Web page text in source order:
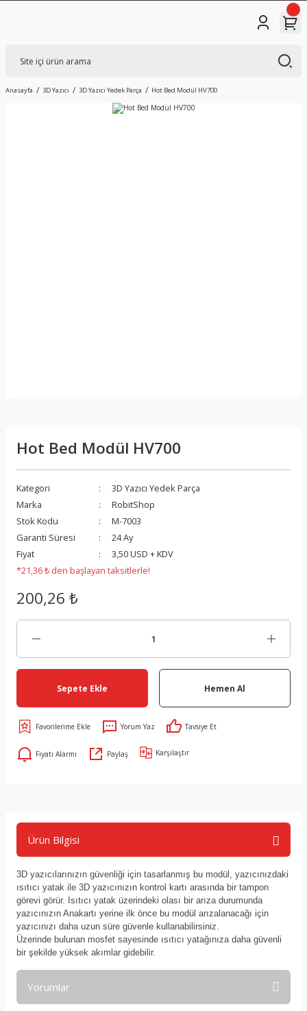
Anasayfa 3D Yazıcı 3D Yazıcı Yedek Parça Hot Bed Modül HV700
Hot Bed Modül HV700
Kategori
3D Yazıcı Yedek Parça
Marka
RobitShop
Stok Kodu
M-7003
Garanti Süresi
24 Ay
Fiyat
3,50 USD + KDV
*21,36 ₺ den başlayan taksitlerle!
200,26 ₺
Sepete Ekle Hemen Al
Yorum Yaz Tavsiye Et
Fiyatı Alarmı Paylaş Karşılaştır
Ürün Bilgisi
3D yazıcılarınızın güvenliği için tasarlanmış bu modül, yazıcınızdaki
ısıtıcı yatak ile 3D yazıcınızın kontrol kartı arasında bir tampon
görevi görür. Isıtıcı yatak üzerindeki olası bir arıza durumunda
yazıcınızın Anakartı yerine ilk önce bu modül arızalanacağı için
yazıcınızı daha uzun süre güvenle kullanabilirsiniz.
Üzerinde bulunan mosfet sayesinde ısıtıcı yatağınıza daha güvenli
bir şekilde yüksek akımlar gidebilir.
Yorumlar